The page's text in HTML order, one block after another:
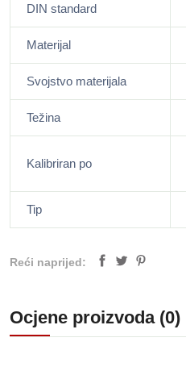
DIN standard
Materijal
Svojstvo materijala
Težina
Kalibriran po
Tip
Reći naprijed:
Ocjene proizvoda (0)